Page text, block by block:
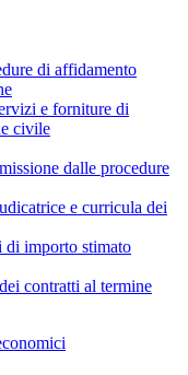
di affidamento
e forniture di
civile
dalle procedure
e curricula dei
di importo stimato
contratti al termine